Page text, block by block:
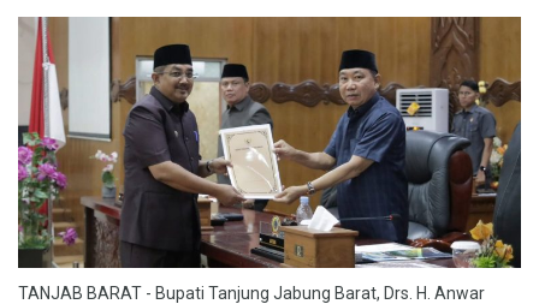
TANJAB BARAT - Bupati Tanjung Jabung Barat, Drs. H. Anwar